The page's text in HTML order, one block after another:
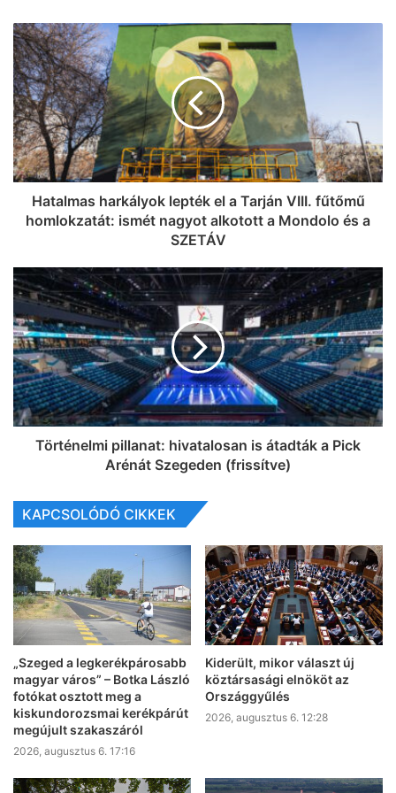
Lazul a volt miniszterelnök: Orbán
Viktor felbukkant a szerbiai
trombitafesztiválon, sörözött és
csevapot kóstolt
Hatalmas harkályok lepték el a Tarján VIII. fűtőmű
homlokzatát: ismét nagyot alkotott a Mondolo és a
SZETÁV
Történelmi pillanat: hivatalosan is átadták a Pick
Arénát Szegeden (frissítve)
KAPCSOLÓDÓ CIKKEK
„Szeged a legkerékpárosabb
magyar város” – Botka László
fotókat osztott meg a
kiskundorozsmai kerékpárút
megújult szakaszáról
2026, augusztus 6. 17:16
Kiderült, mikor választ új
köztársasági elnököt az
Országgyűlés
2026, augusztus 6. 12:28